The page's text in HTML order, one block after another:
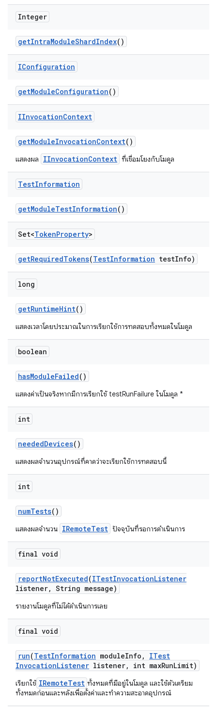
Integer
getIntraModuleShardIndex()
IConfiguration
getModuleConfiguration()
IInvocationContext
getModuleInvocationContext()
แสดงผล IInvocationContext ที่เชื่อมโยงกับโมดูล
TestInformation
getModuleTestInformation()
Set<TokenProperty>
getRequiredTokens(TestInformation testInfo)
long
getRuntimeHint()
แสดงเวลาโดยประมาณในการเรียกใช้การทดสอบทั้งหมดในโมดูล
boolean
hasModuleFailed()
แสดงค่าเป็นจริงหากมีการเรียกใช้ testRunFailure ในโมดูล *
int
neededDevices()
แสดงผลจำนวนอุปกรณ์ที่คาดว่าจะเรียกใช้การทดสอบนี้
int
numTests()
แสดงผลจำนวน IRemoteTest ปัจจุบันที่รอการดำเนินการ
final void
reportNotExecuted(ITestInvocationListener
listener, String message)
รายงานโมดูลที่ไม่ได้ดำเนินการเลย
final void
run(TestInformation moduleInfo ,
ITest
InvocationListener listener, int maxRunLimit)
เรียกใช้ IRemoteTest ทั้งหมดที่มีอยู่ในโมดูล และใช้ตัวเตรียม
ทั้งหมดก่อนและหลังเพื่อตั้งค่าและทำความสะอาดอุปกรณ์